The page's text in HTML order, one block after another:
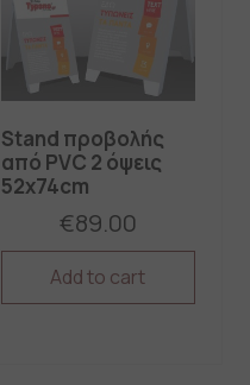
Stand προβολής
από PVC 2 όψεις
52x74cm
€89.00
Add to cart
This